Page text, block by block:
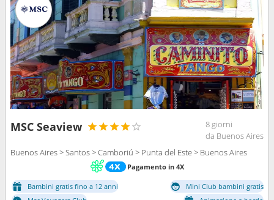
MSC Seaview
8 giorni
da Buenos Aires
Buenos Aires > Santos > Camboriú > Punta del Este > Buenos Aires
Pagamento in 4X
Bambini gratis fino a 12 anni
Mini Club bambini gratis